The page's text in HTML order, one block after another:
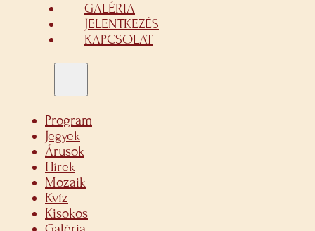
GALÉRIA
JELENTKEZÉS
KAPCSOLAT
Program
Jegyek
Árusok
Hírek
Mozaik
Kvíz
Kisokos